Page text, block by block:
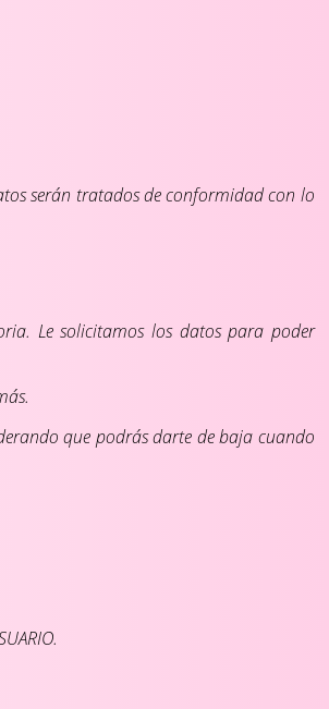
serán tratados de conformidad con lo
Le solicitamos los datos para poder
que podrás darte de baja cuando